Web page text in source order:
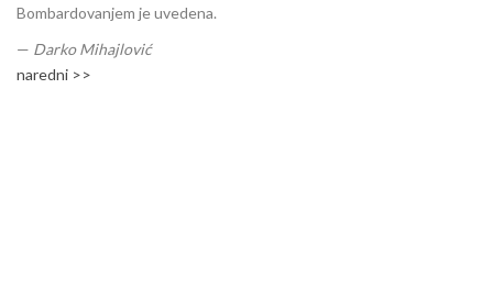
Bombardovanjem je uvedena.
— Darko Mihajlović
naredni >>